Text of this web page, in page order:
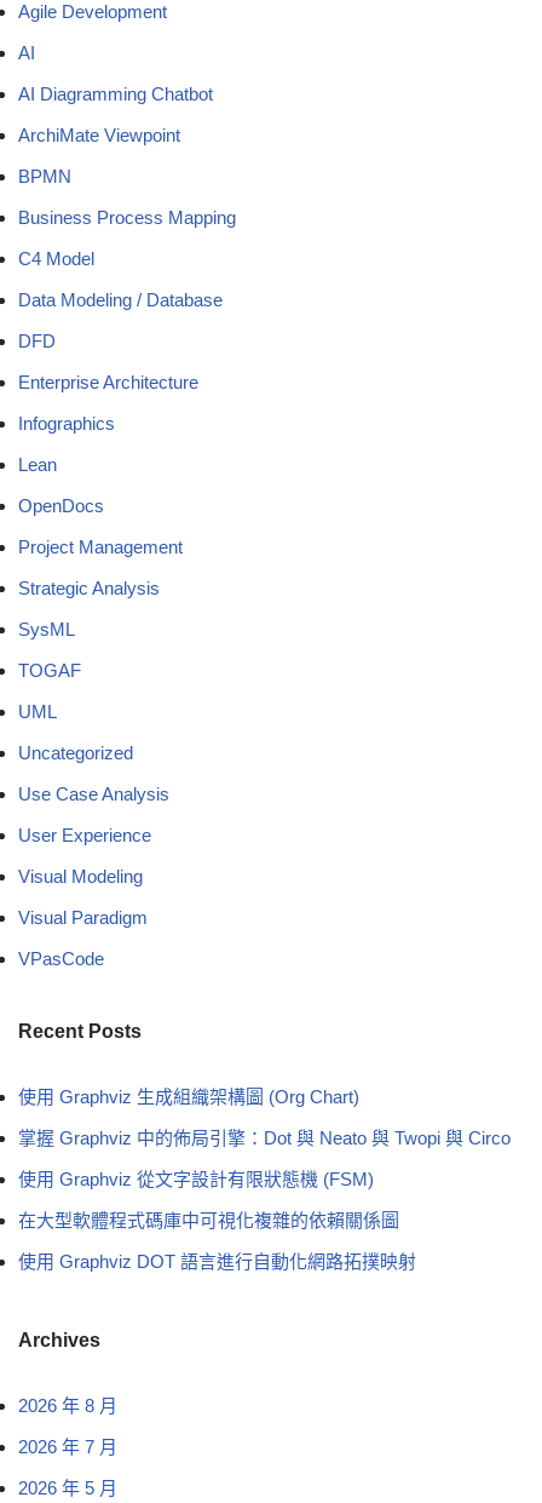
Agile Development
AI
AI Diagramming Chatbot
ArchiMate Viewpoint
BPMN
Business Process Mapping
C4 Model
Data Modeling / Database
DFD
Enterprise Architecture
Infographics
Lean
OpenDocs
Project Management
Strategic Analysis
SysML
TOGAF
UML
Uncategorized
Use Case Analysis
User Experience
Visual Modeling
Visual Paradigm
VPasCode
Recent Posts
使用 Graphviz 生成組織架構圖 (Org Chart)
掌握 Graphviz 中的佈局引擎：Dot 與 Neato 與 Twopi 與 Circo
使用 Graphviz 從文字設計有限狀態機 (FSM)
在大型軟體程式碼庫中可視化複雜的依賴關係圖
使用 Graphviz DOT 語言進行自動化網路拓撲映射
Archives
2026 年 8 月
2026 年 7 月
2026 年 5 月